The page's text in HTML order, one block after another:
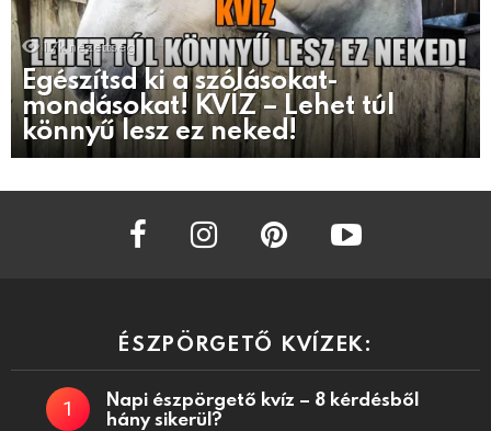
1.7k nézettség
Egészítsd ki a szólásokat-
mondásokat! KVÍZ – Lehet túl
könnyű lesz ez neked!
facebook instagram
ÉSZPÖRGETŐ KVÍZEK:
Napi észpörgető kvíz – 8 kérdésből
hány sikerül?